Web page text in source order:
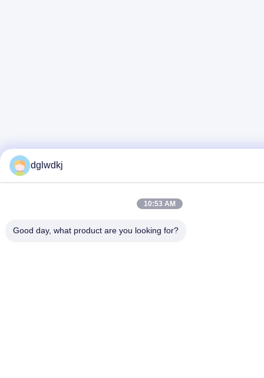
dglwdkj
10:53 AM
Good day, what product are you looking for?